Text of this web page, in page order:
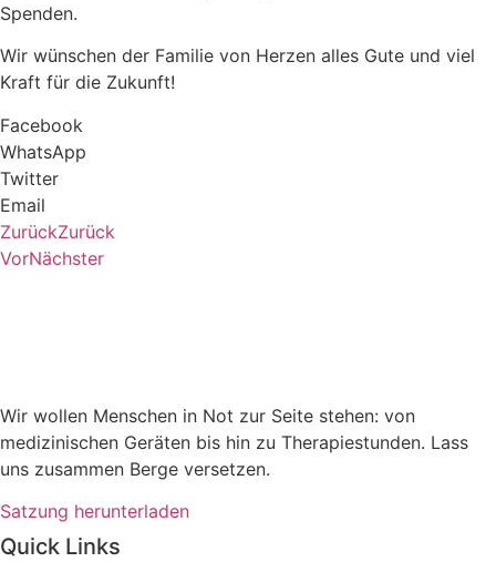
Spenden.
Wir wünschen der Familie von Herzen alles Gute und viel
Kraft für die Zukunft!
Facebook
WhatsApp
Twitter
Email
ZurückZurück
VorNächster
Wir wollen Menschen in Not zur Seite stehen: von
medizinischen Geräten bis hin zu Therapiestunden. Lass
uns zusammen Berge versetzen.
Satzung herunterladen
Quick Links